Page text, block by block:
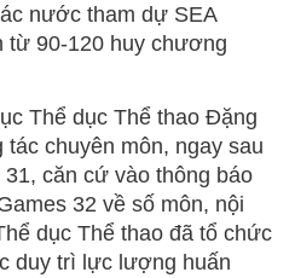
nước tham dự SEA
từ 90-120 huy chương
Thể dục Thể thao Đặng
chuyên môn, ngay sau
căn cứ vào thông báo
32 về số môn, nội
dục Thể thao đã tổ chức
duy trì lực lượng huấn